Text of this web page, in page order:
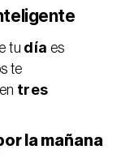
tu día es
te
tres
la mañana